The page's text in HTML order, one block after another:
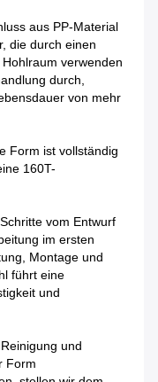
aus PP-Material
die durch einen
verwenden
durch,
von mehr
Form ist vollständig
160T-
vom Entwurf
im ersten
Montage und
führt eine
und
und
Form